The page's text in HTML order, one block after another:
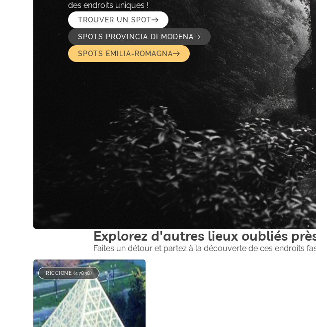
des endroits uniques !
TROUVER UN SPOT
SPOTS PROVINCIA DI MODENA
SPOTS EMILIA-ROMAGNA
Explorez d'autres lieux oubliés
Faites un détour et partez à la découverte de ces endroits
RICCIONE (47838)